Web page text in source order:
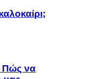
Πώς να